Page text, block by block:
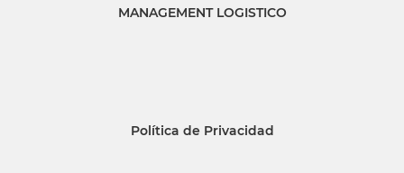
MANAGEMENT LOGISTICO
Política de Privacidad